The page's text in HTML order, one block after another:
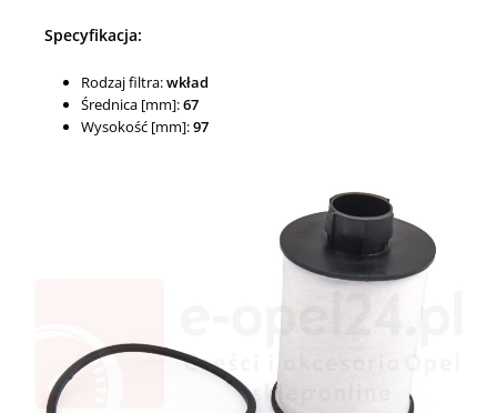
Specyfikacja:
Rodzaj filtra:wkład
Średnica [mm]:67
Wysokość [mm]:97